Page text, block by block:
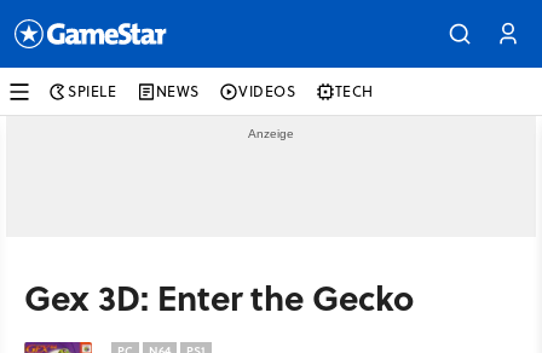
SPIELE NEWS VIDEOS TECH
Gex 3D: Enter the Gecko